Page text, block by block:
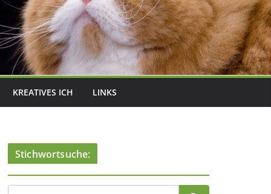
KREATIVES ICH LINKS
Stichwortsuche: